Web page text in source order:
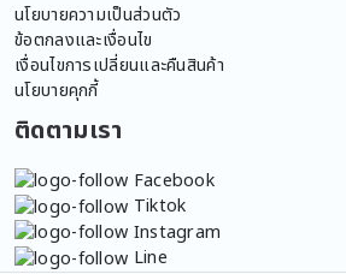
นโยบายความเป็นส่วนตัว
ข้อตกลงและเงื่อนไข
เงื่อนไขการเปลี่ยนและคืนสินค้า
นโยบายคุกกี้
ติดตามเรา
Facebook
Tiktok
Instagram
Line